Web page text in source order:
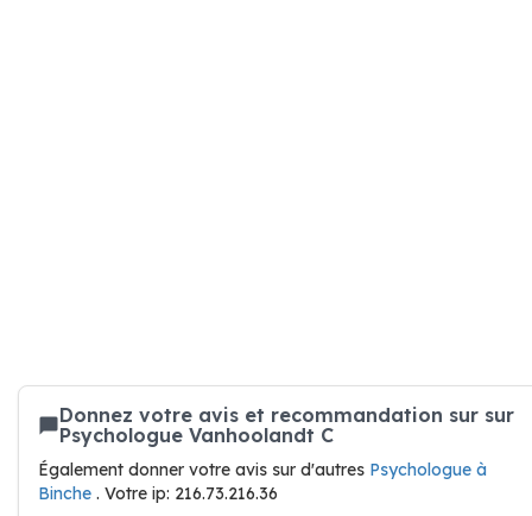
Donnez votre avis et recommandation sur sur
Psychologue Vanhoolandt C
Également donner votre avis sur d'autres Psychologue à
Binche . Votre ip: 216.73.216.36